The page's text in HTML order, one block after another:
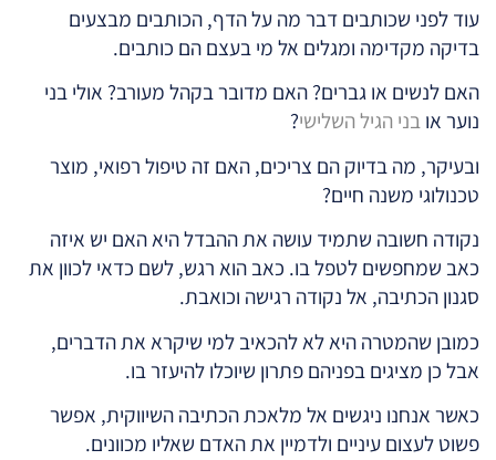
עוד לפני שכותבים דבר מה על הדף, הכותבים מבצעים
בדיקה מקדימה ומגלים אל מי בעצם הם כותבים.
האם לנשים או גברים? האם מדובר בקהל מעורב? אולי בני
נוער אובני הגיל השלישי?
ובעיקר, מה בדיוק הם צריכים, האם זה טיפול רפואי, מוצר
טכנולוגי משנה חיים?
נקודה חשובה שתמיד עושה את ההבדל היא האם יש איזה
כאב שמחפשים לטפל בו. כאב הוא רגש, לשם כדאי לכוון את
סגנון הכתיבה, אל נקודה רגישה וכואבת.
כמובן שהמטרה היא לא להכאיב למי שיקרא את הדברים,
אבל כן מציגים בפניהם פתרון שיוכלו להיעזר בו.
כאשר אנחנו ניגשים אל מלאכת הכתיבה השיווקית, אפשר
פשוט לעצום עיניים ולדמיין את האדם שאליו מכוונים.